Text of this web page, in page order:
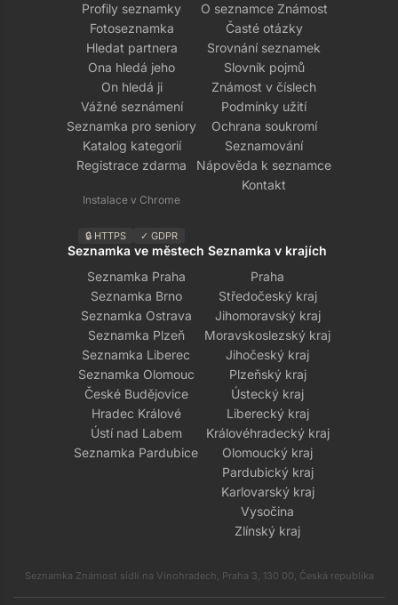
Profily seznamky
Fotoseznamka
Hledat partnera
Ona hledá jeho
On hledá ji
Vážné seznámení
Seznamka pro seniory
Katalog kategorií
Registrace zdarma
Instalace v Chrome
🔒 HTTPS ✓ GDPR
O seznamce Známost
Časté otázky
Srovnání seznamek
Slovník pojmů
Známost v číslech
Podmínky užití
Ochrana soukromí
Seznamování
Nápověda k seznamce
Kontakt
Seznamka ve městech
Seznamka Praha
Seznamka Brno
Seznamka Ostrava
Seznamka Plzeň
Seznamka Liberec
Seznamka Olomouc
České Budějovice
Hradec Králové
Ústí nad Labem
Seznamka Pardubice
Seznamka v krajích
Praha
Středočeský kraj
Jihomoravský kraj
Moravskoslezský kraj
Jihočeský kraj
Plzeňský kraj
Ústecký kraj
Liberecký kraj
Královéhradecký kraj
Olomoucký kraj
Pardubický kraj
Karlovarský kraj
Vysočina
Zlínský kraj
Seznamka Známost sídlí na Vinohradech, Praha 3, 130 00, Česká republika